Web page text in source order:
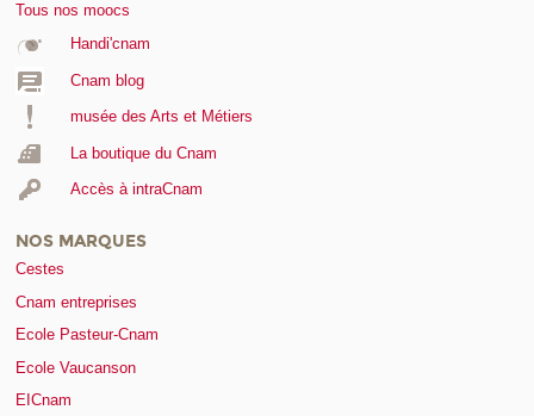
Tous nos moocs
Handi'cnam
Cnam blog
musée des Arts et Métiers
La boutique du Cnam
Accès à intraCnam
NOS MARQUES
Cestes
Cnam entreprises
Ecole Pasteur-Cnam
Ecole Vaucanson
EICnam